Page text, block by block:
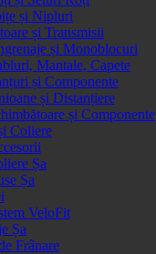
și Nipluri
și Transmisii
și Monoblocuri
Mantale, Capete
și Componente
și Distanțiere
și Componente
Coliere
Șa
Șa
VeloFit
Șa
Frânare